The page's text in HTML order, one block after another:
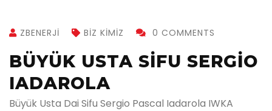
ZBENERJI BIZ KIMIZ 0 COMMENTS
BÜYÜK USTA SIFU SERGIO
IADAROLA
Büyük Usta Dai Sifu Sergio Pascal Iadarola IWKA